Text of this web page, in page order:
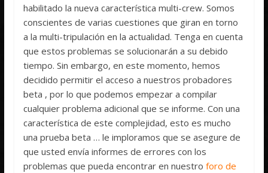
habilitado la nueva característica multi-crew. Somos
conscientes de varias cuestiones que giran en torno
a la multi-tripulación en la actualidad. Tenga en cuenta
que estos problemas se solucionarán a su debido
tiempo. Sin embargo, en este momento, hemos
decidido permitir el acceso a nuestros probadores
beta , por lo que podemos empezar a compilar
cualquier problema adicional que se informe. Con una
característica de este complejidad, esto es mucho
una prueba beta … le imploramos que se asegure de
que usted envía informes de errores con los
problemas que pueda encontrar en nuestroforo de